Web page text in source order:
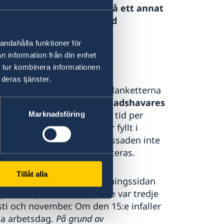
funktioner för
information från din enhet
kombinera informationen
tjänster.
Marknadsföring
Tillåt alla
Dokument på ett annat
av en certifierad
och ni har fyllt i blanketterna
för barnet och vårdnadshavares
är inte möjligt att boka tid per
visar sig att du inte har fyllt i
intyg kan ambassaden inte
ny tid när sådana publiceras.
överst på bokningssidan
tider publiceras den 15e var tredje
och november. Om den 15:e infaller
arbetsdag. På grund av